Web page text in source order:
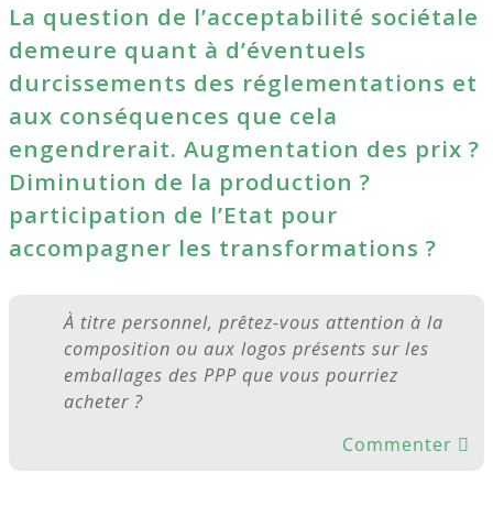
La question de l’acceptabilité sociétale
demeure quant à d’éventuels
durcissements des réglementations et
aux conséquences que cela
engendrerait. Augmentation des prix ?
Diminution de la production ?
participation de l’Etat pour
accompagner les transformations ?
À titre personnel, prêtez-vous attention à la
composition ou aux logos présents sur les
emballages des PPP que vous pourriez
acheter ?
Commenter